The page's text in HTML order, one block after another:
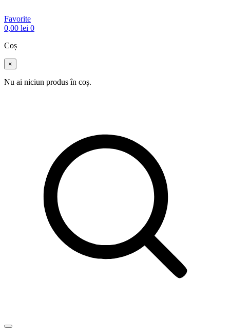
Favorite
0,00 lei 0
Coș
×
Nu ai niciun produs în coș.